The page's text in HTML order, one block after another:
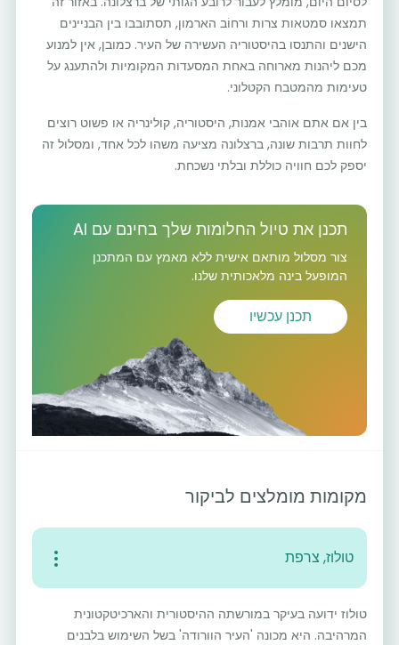
תמצאו סמטאות צרות ורחוֹב הארמון, תסתובבו בין הבניינים
הישנים והתנסו בהיסטוריה העשירה של העיר. כמובן, אין למנוע
מכם ליהנות מארוחה באחת המסעדות המקומיות ולהתענג על
טעימות מהמטבח הקטלוני.
בין אם אתם אוהבי אמנות, היסטוריה, קולינריה או פשוט רוצים
לחוות תרבות שונה, ברצלונה מציעה משהו לכל אחד, ומסלול זה
יספק לכם חוויה כוללת ובלתי נשכחת.
תכנן את טיול החלומות שלך בחינם עם AI
צור מסלול מותאם אישית ללא מאמץ עם המתכנן
המופעל בינה מלאכותית שלנו.
תכנן עכשיו
מקומות מומלצים לביקור
טולוז, צרפת
טולוז ידועה בעיקר במורשתה ההיסטורית והארכיטקטונית
המרהיבה. היא מכונה 'העיר הוורודה' בשל השימוש בלבנים